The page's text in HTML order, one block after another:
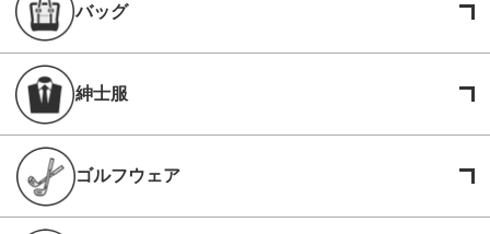
バッグ
紳士服
ゴルフウェア